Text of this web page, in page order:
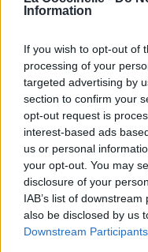
Information
If you wish to opt-out of
processing of your
targeted advertising by
section to confirm your
opt-out request is
interest-based ads
us or personal
your opt-out. You may
disclosure of your
IAB’s list of
also be disclosed by us
Downstream Participants
Chanson sans vidéo
Paroles + Traduction
Commentaires
guerre religion
Dire «merci» pour